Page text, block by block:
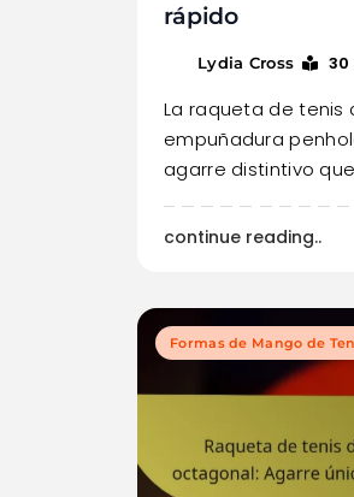
rápido
Lydia Cross 30
La raqueta de tenis
empuñadura
agarre distintivo
continue reading..
Formas de Mango de